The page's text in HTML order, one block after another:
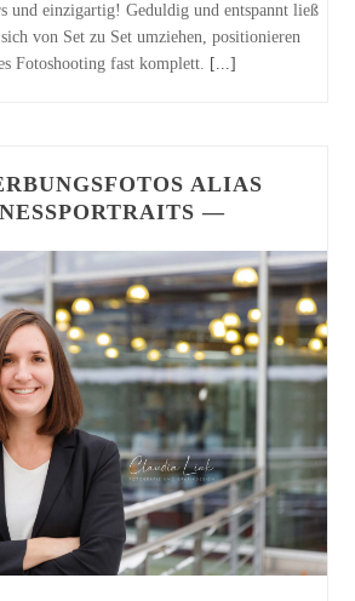
und einzigartig! Geduldig und entspannt ließ
von Set zu Set umziehen, positionieren
Fotoshooting fast komplett. [...]
ALIAS
—